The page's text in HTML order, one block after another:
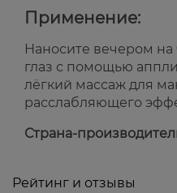
Применение:
Наносите вечером на
глаз с помощью
лёгкий массаж для
расслабляющего
Страна-
Рейтинг и отзывы